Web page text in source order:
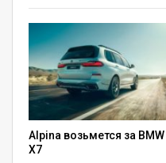
Alpina возьмется за BMW
X7